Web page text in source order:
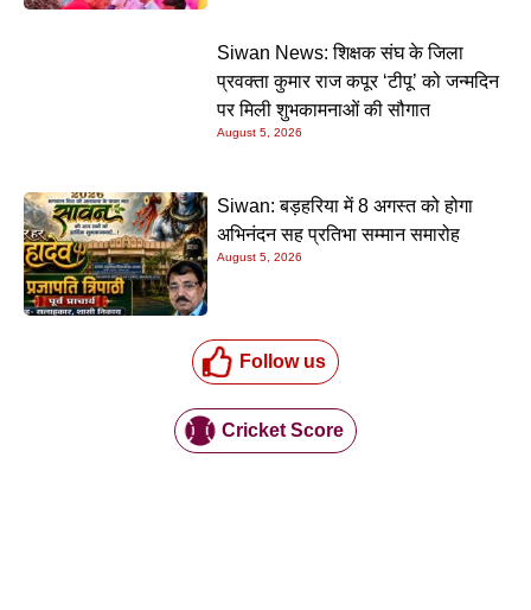
Siwan News: शिक्षक संघ के जिला
प्रवक्ता कुमार राज कपूर ‘टीपू’ को जन्मदिन
पर मिली शुभकामनाओं की सौगात
August 5, 2026
Siwan: बड़हरिया में 8 अगस्त को होगा
अभिनंदन सह प्रतिभा सम्मान समारोह
August 5, 2026
Follow us
Cricket Score